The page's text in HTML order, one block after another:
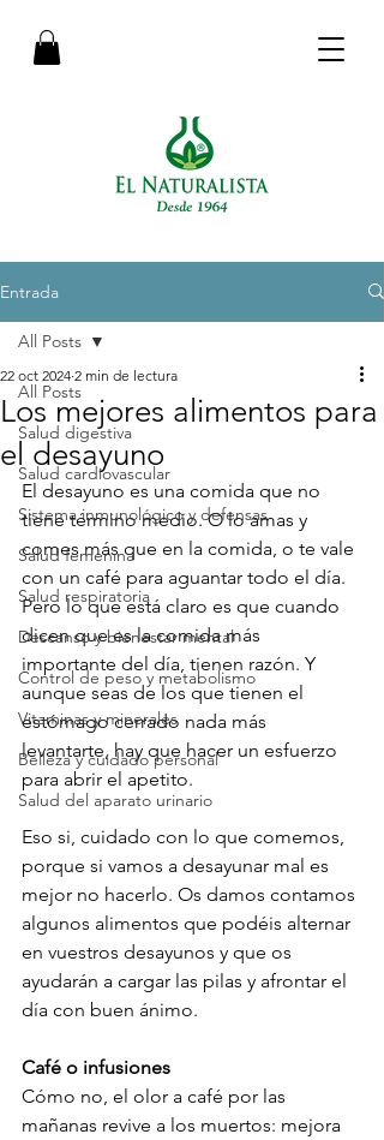
Entrada
All Posts
Salud digestiva
Salud cardiovascular
Sistema inmunológico y defensas
Salud femenina
Salud respiratoria
Descanso y bienestar mental
Control de peso y metabolismo
Vitaminas y minerales
Belleza y cuidado personal
Salud del aparato urinario
All Posts
Los mejores alimentos para
el desayuno
22 oct 2024 2 min de lectura
El desayuno es una comida que no
tiene término medio. O lo amas y
comes más que en la comida, o te vale
con un café para aguantar todo el día.
Pero lo que está claro es que cuando
dicen que es la comida más
importante del día, tienen razón. Y
aunque seas de los que tienen el
estómago cerrado nada más
levantarte, hay que hacer un esfuerzo
para abrir el apetito.
Eso si, cuidado con lo que comemos,
porque si vamos a desayunar mal es
mejor no hacerlo. Os damos contamos
algunos alimentos que podéis alternar
en vuestros desayunos y que os
ayudarán a cargar las pilas y afrontar el
día con buen ánimo.
Café o infusiones
Cómo no, el olor a café por las
mañanas revive a los muertos: mejora